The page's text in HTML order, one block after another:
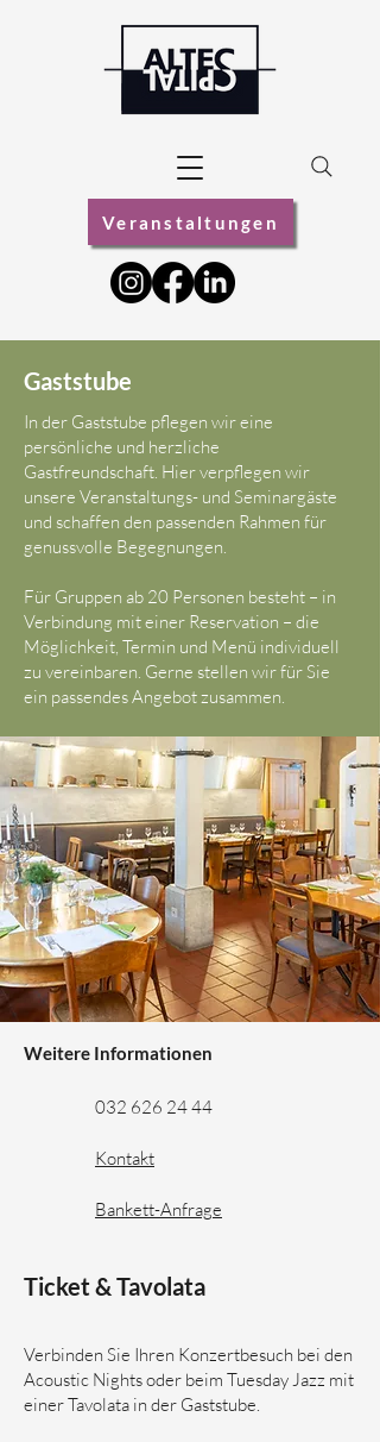
Veranstaltungen
Gaststube
In der Gaststube pflegen wir eine
persönliche und herzliche
Gastfreundschaft. Hier verpflegen wir
unsere Veranstaltungs- und Seminargäste
und schaffen den passenden Rahmen für
genussvolle Begegnungen.
Für Gruppen ab 20 Personen besteht – in
Verbindung mit einer Reservation – die
Möglichkeit, Termin und Menü individuell
zu vereinbaren. Gerne stellen wir für Sie
ein passendes Angebot zusammen.
Weitere Informationen
032 626 24 44
Kontakt
Bankett-Anfrage
Ticket & Tavolata
Verbinden Sie Ihren Konzertbesuch bei den
Acoustic Nights oder beim Tuesday Jazz mit
einer Tavolata in der Gaststube.